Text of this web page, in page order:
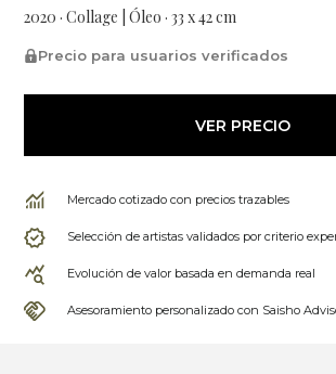
2020 · Collage | Óleo · 33 x 42 cm
Precio para usuarios verificados
VER PRECIO
Mercado cotizado con precios trazables
Selección de artistas validados por criterio
Evolución de valor basada en demanda real
Asesoramiento personalizado con Saisho